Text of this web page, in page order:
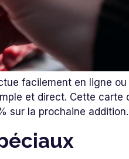
facilement en ligne
et direct. Cette carte
sur la prochaine addition.